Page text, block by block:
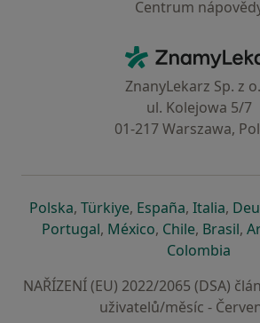
Centrum
ZnanyLekarz Sp. z
ul. Kolejowa 5/7
01-217 Warszawa,
Polskase otevře v nové záložce
, Türkiyese otevře v nové
, Españase otevře
, Italiase
,
Portugalse otevře v nové
, Méxicose otevře v
, Chilese otevře
, Brasilse
,
Colombia
NAŘÍZENÍ (EU) 2022/2065 (DSA)
uživatelů/měsíc -